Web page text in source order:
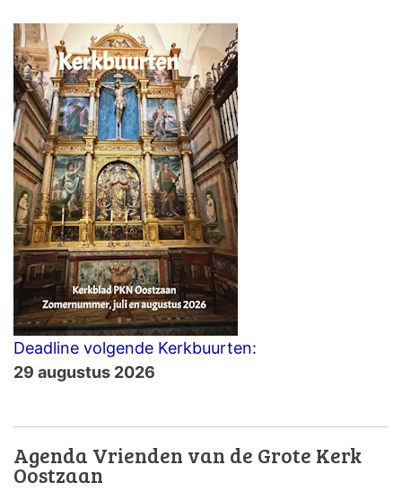
Deadline volgende Kerkbuurten:
29 augustus 2026
Agenda Vrienden van de Grote Kerk
Oostzaan